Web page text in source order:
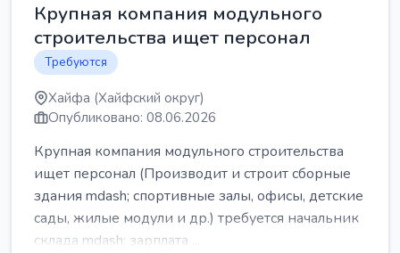
Крупная компания модульного
строительства ищет персонал
Требуются
Хайфа (Хайфский округ)
Опубликовано: 08.06.2026
Крупная компания модульного строительства
ищет персонал (Производит и строит сборные
здания mdash; спортивные залы, офисы, детские
сады, жилые модули и др.) требуется начальник
склада mdash; зарплата ...